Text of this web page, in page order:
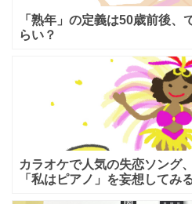
「熟年」の定義は50歳前後、
らい？
カラオケで人気の失恋ソング
「私はピアノ」を妄想してみ